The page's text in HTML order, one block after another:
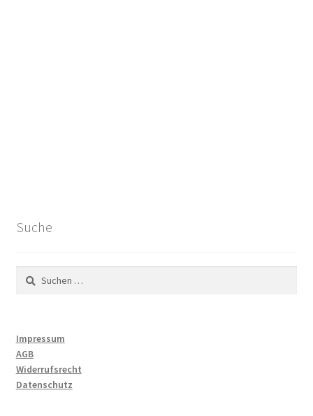
Suche
Suchen
nach:
Impressum
AGB
Widerrufsrecht
Datenschutz